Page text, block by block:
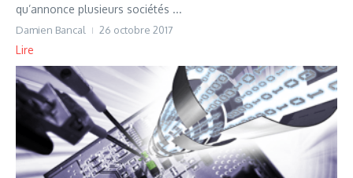
qu’annonce plusieurs sociétés ...
Damien Bancal 26 octobre 2017
Lire